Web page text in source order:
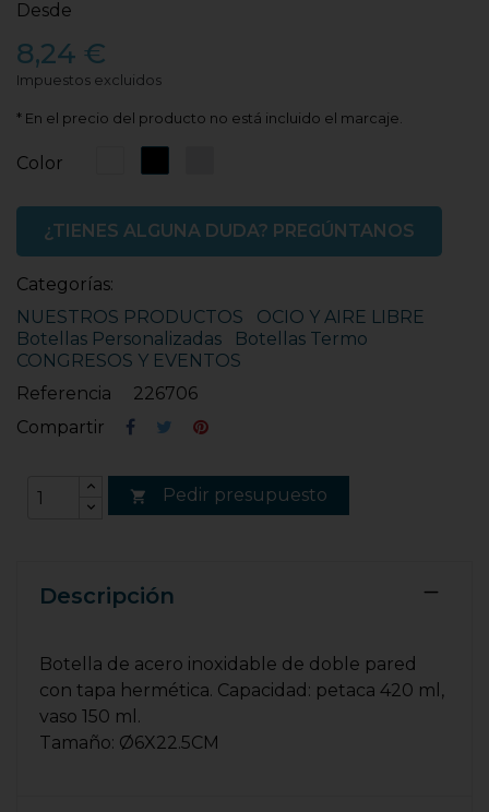
Desde
8,24 €
Impuestos excluidos
* En el precio del producto no está incluido el marcaje.
Color
¿TIENES ALGUNA DUDA? PREGÚNTANOS
Categorías:
NUESTROS PRODUCTOS
OCIO Y AIRE LIBRE
Botellas Personalizadas
Botellas Termo
CONGRESOS Y EVENTOS
Referencia
226706
Compartir
 Pedir presupuesto
Descripción
Botella de acero inoxidable de doble pared
con tapa hermética. Capacidad: petaca 420 ml,
vaso 150 ml.
Tamaño: Ø6X22.5CM